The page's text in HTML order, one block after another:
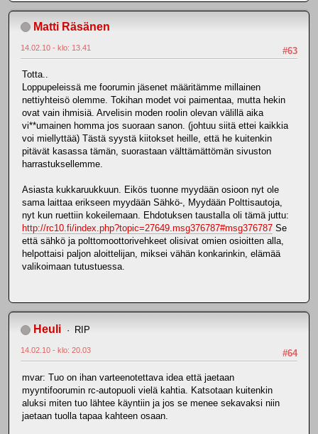
Matti Räsänen
#63
14.02.10 - klo: 13.41
Totta..
Loppupeleissä me foorumin jäsenet määritämme millainen
nettiyhteisö olemme. Tokihan modet voi paimentaa, mutta hekin
ovat vain ihmisiä. Arvelisin moden roolin olevan välillä aika
vi**umainen homma jos suoraan sanon. (johtuu siitä ettei kaikkia
voi miellyttää) Tästä syystä kiitokset heille, että he kuitenkin
pitävät kasassa tämän, suorastaan välttämättömän sivuston
harrastuksellemme.
Asiasta kukkaruukkuun. Eikös tuonne myydään osioon nyt ole
sama laittaa erikseen myydään Sähkö-, Myydään Polttisautoja,
nyt kun ruettiin kokeilemaan. Ehdotuksen taustalla oli tämä juttu:
http://rc10.fi/index.php?topic=27649.msg376787#msg376787 Se
että sähkö ja polttomoottorivehkeet olisivat omien osioitten alla,
helpottaisi paljon aloittelijan, miksei vähän konkarinkin, elämää
valikoimaan tutustuessa.
Heuli RIP
#64
14.02.10 - klo: 20.03
mvar: Tuo on ihan varteenotettava idea että jaetaan
myyntifoorumin rc-autopuoli vielä kahtia. Katsotaan kuitenkin
aluksi miten tuo lähtee käyntiin ja jos se menee sekavaksi niin
jaetaan tuolla tapaa kahteen osaan.